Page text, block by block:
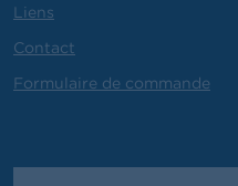
Liens
Contact
Formulaire de commande